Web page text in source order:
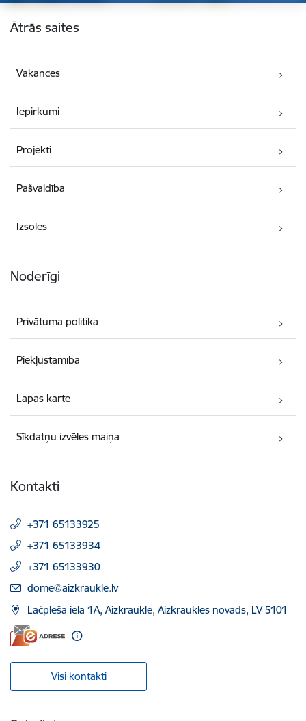
Kājene
Ātrās saites
Vakances
Iepirkumi
Projekti
Pašvaldība
Izsoles
Noderīgi
Privātuma politika
Piekļūstamība
Lapas karte
Sīkdatņu izvēles maiņa
Kontakti
+371 65133925
+371 65133934
+371 65133930
E-pasts:
dome@aizkraukle.lv
Lāčplēša iela 1A, Aizkraukle, Aizkraukles novads, LV 5101
Visi kontakti